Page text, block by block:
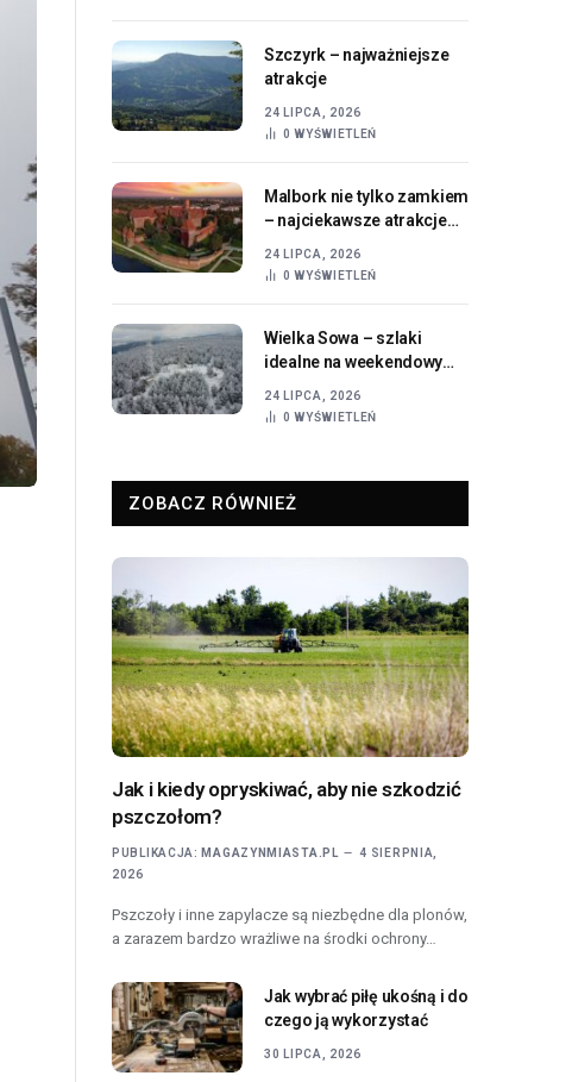
Szczyrk – najważniejsze
atrakcje
24 LIPCA, 2026
0WYŚWIETLEŃ
Malbork nie tylko zamkiem
– najciekawsze atrakcje
24 LIPCA, 2026
0WYŚWIETLEŃ
Wielka Sowa – szlaki
idealne na weekendowy
24 LIPCA, 2026
0WYŚWIETLEŃ
ZOBACZ RÓWNIEŻ
Jak i kiedy opryskiwać, aby nie szkodzić
pszczołom?
PUBLIKACJA: MAGAZYNMIASTA.PL
4 SIERPNIA,
2026
Pszczoły i inne zapylacze są niezbędne dla plonów,
a zarazem bardzo wrażliwe na środki ochrony…
Jak wybrać piłę ukośną i do
czego ją wykorzystać
30 LIPCA, 2026